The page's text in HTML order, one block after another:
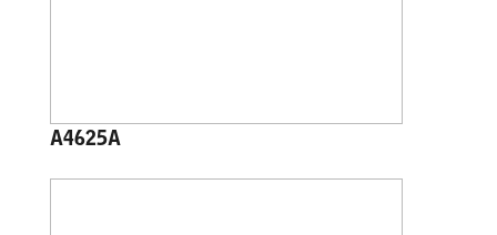
A4625A